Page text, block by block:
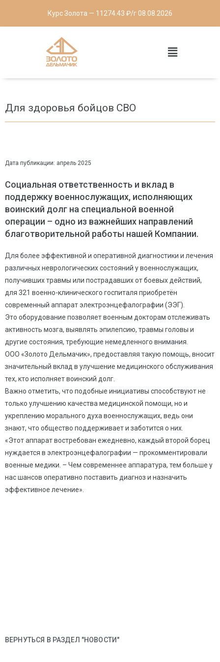
Курс Золота — 11274.43 ₽/г 08.08.2026
Для здоровья бойцов СВО
Дата публикации: апрель 2025
Социальная ответственность и вклад в
поддержку военнослужащих, исполняющих
воинский долг на специальной военной
операции – одно из важнейших направлений
благотворительной работы нашей Компании.
Для более эффективной и оперативной диагностики и лечения
различных неврологических состояний у военнослужащих,
получивших травмы или пострадавших от боевых действий,
для 321 военно-клинического госпиталя приобретён
современный аппарат электроэнцефалографии (ЭЭГ).
Это оборудование позволяет военным докторам отслеживать
активность мозга, выявлять эпилепсию, травмы головы и
другие состояния, требующие немедленного внимания.
ООО «Золото Дельмачик», предоставляя такую помощь, вносит
значительный вклад в улучшение медицинского обслуживания
тех, кто исполняет воинский долг.
Важно отметить, что подобные инициативы способствуют не
только улучшению качества медицинской помощи, но и
укреплению морального духа военнослужащих, ведь они
знают, что общество поддерживает и заботится о них.
«Этот аппарат востребован ежедневно, каждый второй борец
нуждается в электроэнцефалографии — прокомментировали
военные медики. – Чем современнее аппаратура, тем больше у
нас шансов оперативно поставить диагноз и назначить
эффективное лечение».
ВЕРНУТЬСЯ В РАЗДЕЛ "НОВОСТИ"